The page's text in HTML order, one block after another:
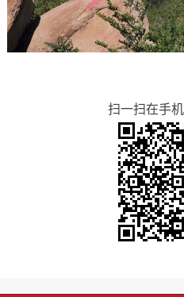
扫一扫在手